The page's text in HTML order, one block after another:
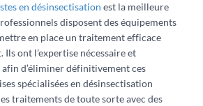
en désinsectisation est la meilleure
disposent des équipements
en place un traitement efficace
Ils ont l’expertise nécessaire et
afin d’éliminer définitivement ces
spécialisées en désinsectisation
traitements de toute sorte avec des